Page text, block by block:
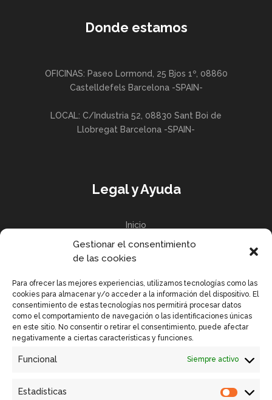
Gestionar el consentimiento
de las cookies
Para ofrecer las mejores experiencias, utilizamos tecnologías como las
cookies para almacenar y/o acceder a la información del dispositivo. El
consentimiento de estas tecnologías nos permitirá procesar datos
como el comportamiento de navegación o las identificaciones únicas
en este sitio. No consentir o retirar el consentimiento, puede afectar
negativamente a ciertas características y funciones.
Funcional Siempre activo
Estadísticas
Donde estamos
OFICINAS: Paseo Lormond, 25 Bjos 1º, 08860
Castelldefels Barcelona -SPAIN-
LOCAL: C/Industria 52, 08830 Sant Boi de
Llobregat Barcelona -SPAIN-
Legal y Ayuda
Inicio
Política de privacidad
Enlaces Rápidos